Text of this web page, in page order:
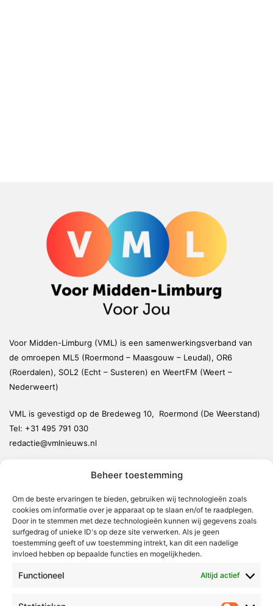
Beheer toestemming
Om de beste ervaringen te bieden, gebruiken wij technologieën zoals
cookies om informatie over je apparaat op te slaan en/of te raadplegen.
Door in te stemmen met deze technologieën kunnen wij gegevens zoals
surfgedrag of unieke ID's op deze site verwerken. Als je geen
toestemming geeft of uw toestemming intrekt, kan dit een nadelige
invloed hebben op bepaalde functies en mogelijkheden.
Functioneel Altijd actief
Voor Midden-Limburg (VML) is een samenwerkingsverband van
de omroepen ML5 (Roermond – Maasgouw – Leudal), OR6
(Roerdalen), SOL2 (Echt – Susteren) en WeertFM (Weert –
Nederweert)
VML is gevestigd op de Bredeweg 10, Roermond (De Weerstand)
Tel: +31 495 791 030
redactie@vmlnieuws.nl
Leudal
Maasgouw
Echt-Susteren